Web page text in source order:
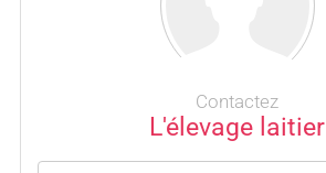
Contactez
L'élevage laitier